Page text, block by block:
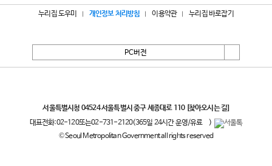
누리집 도우미 개인정보 처리방침 이용약관 누리집 바로잡기
PC버전
서울특별시청 04524 서울특별시 중구 세종대로 110 [찾아오시는 길]
대표전화:02-120또는02-731-2120(365일 24시간 운영/유료
)
© Seoul Metropolitan Government all rights reserved